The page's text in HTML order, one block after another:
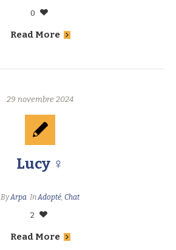
0
Read More
29 novembre 2024
Lucy ♀
ByArpa InAdopté, Chat
2
Read More